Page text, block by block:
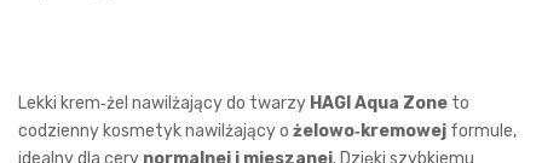
Lekki krem‑żel nawilżający do twarzy HAGI Aqua Zone to
codzienny kosmetyk nawilżający o żelowo‑kremowej formule,
idealny dla cery normalnej i mieszanej. Dzięki szybkiemu